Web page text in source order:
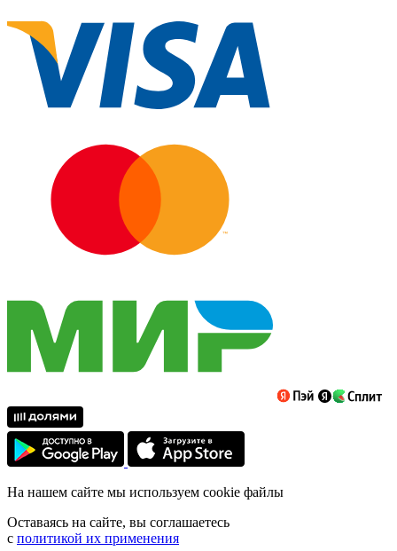
На нашем сайте мы используем cookie файлы
Оставаясь на сайте, вы соглашаетесь
с политикой их применения